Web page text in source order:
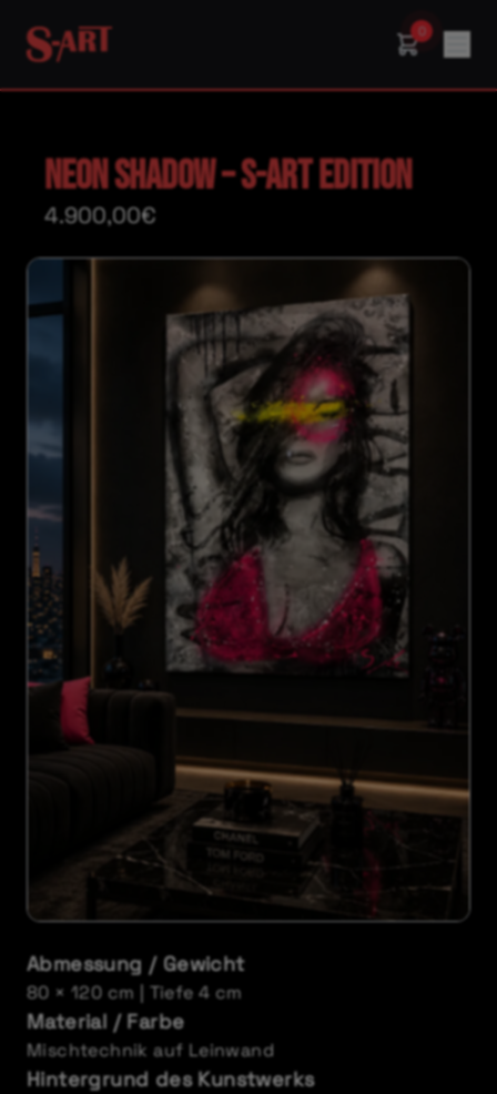
NEON SHADOW – S-ART EDITION
4.900,00€
Abmessung / Gewicht
80 × 120 cm | Tiefe 4 cm
Material / Farbe
Mischtechnik auf Leinwand
Hintergrund des Kunstwerks